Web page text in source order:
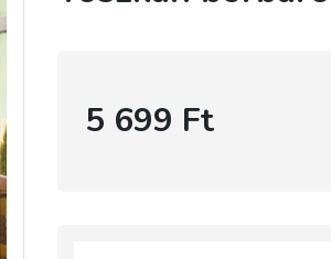
5 699 Ft